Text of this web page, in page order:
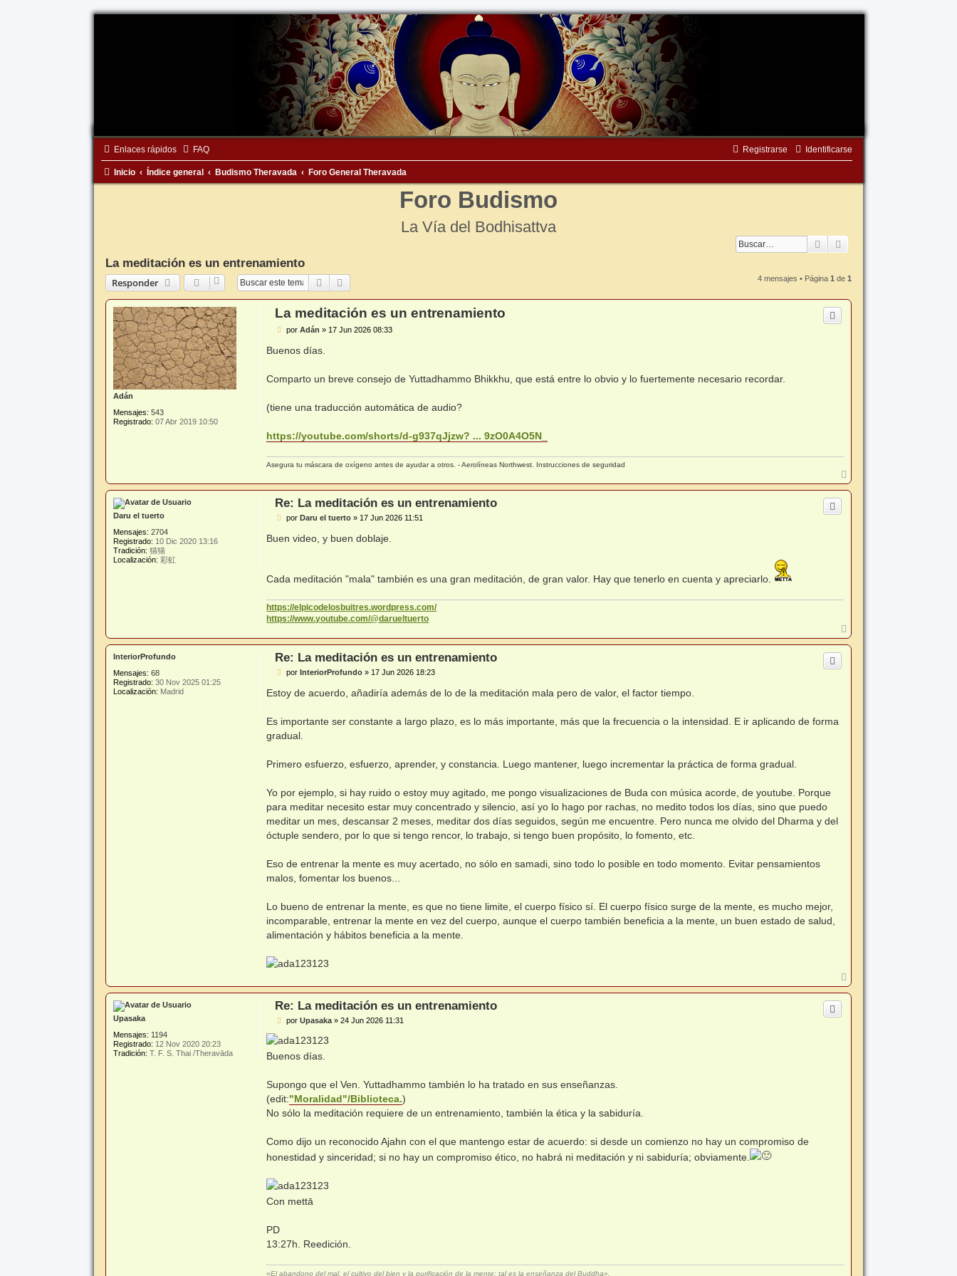
Enlaces rápidos FAQ Identificarse
Registrarse
Inicio Índice general Budismo Theravada Foro General Theravada
Foro Budismo
La Vía del Bodhisattva
Buscar
La meditación es un entrenamiento
Responder
Buscar 4 mensajes • Página1 de1
Adán
Mensajes: 543
Registrado: 07 Abr 2019 10:50
La meditación es un entrenamiento
M
n
s
e
porAdán » 17 Jun 2026 08:33
Buenos días.
Comparto un breve consejo de Yuttadhammo Bhikkhu, que está entre lo obvio y lo fuertemente necesario recordar.
(tiene una traducción automática de audio?
https://youtube.com/shorts/d-g937qJjzw? ... 9zO0A4O5N_
Asegura tu máscara de oxígeno antes de ayudar a otros. - Aerolíneas Northwest. Instrucciones de seguridad
r
r
Daru el tuerto
Mensajes: 2704
Registrado: 10 Dic 2020 13:16
Tradición: 猫猫
Localización: 彩虹
Re: La meditación es un entrenamiento
M
n
s
porDaru el tuerto » 17 Jun 2026 11:51
Buen video, y buen doblaje.
Cada meditación "mala" también es una gran meditación, de gran valor. Hay que tenerlo en cuenta y apreciarlo.
https://elpicodelosbuitres.wordpress.com/
https://www.youtube.com/@darueltuerto
r
r
InteriorProfundo
Mensajes: 68
Registrado: 30 Nov 2025 01:25
Localización: Madrid
Re: La meditación es un entrenamiento
M
n
s
e
porInteriorProfundo » 17 Jun 2026 18:23
Estoy de acuerdo, añadiría además de lo de la meditación mala pero de valor, el factor tiempo.
Es importante ser constante a largo plazo, es lo más importante, más que la frecuencia o la intensidad. E ir aplicando de forma
gradual.
Primero esfuerzo, esfuerzo, aprender, y constancia. Luego mantener, luego incrementar la práctica de forma gradual.
Yo por ejemplo, si hay ruido o estoy muy agitado, me pongo visualizaciones de Buda con música acorde, de youtube. Porque
para meditar necesito estar muy concentrado y silencio, así yo lo hago por rachas, no medito todos los días, sino que puedo
meditar un mes, descansar 2 meses, meditar dos días seguidos, según me encuentre. Pero nunca me olvido del Dharma y del
óctuple sendero, por lo que si tengo rencor, lo trabajo, si tengo buen propósito, lo fomento, etc.
Eso de entrenar la mente es muy acertado, no sólo en samadi, sino todo lo posible en todo momento. Evitar pensamientos
malos, fomentar los buenos...
Lo bueno de entrenar la mente, es que no tiene limite, el cuerpo físico sí. El cuerpo físico surge de la mente, es mucho mejor,
incomparable, entrenar la mente en vez del cuerpo, aunque el cuerpo también beneficia a la mente, un buen estado de salud,
alimentación y hábitos beneficia a la mente.
r
r
Upasaka
Mensajes: 1194
Registrado: 12 Nov 2020 20:23
Tradición: T. F. S. Thai /Theravāda
Re: La meditación es un entrenamiento
M
n
a
porUpasaka »24 Jun 2026 11:31
Buenos días.
Supongo que el Ven. Yuttadhammo también lo ha tratado en sus enseñanzas.
(edit:"Moralidad"/Biblioteca.)
No sólo la meditación requiere de un entrenamiento, también la ética y la sabiduría.
Como dijo un reconocido Ajahn con el que mantengo estar de acuerdo: si desde un comienzo no hay un compromiso de
honestidad y sinceridad; si no hay un compromiso ético, no habrá ni meditación y ni sabiduría; obviamente.
Con mettā
PD
13:27h. Reedición.
«El abandono del mal, el cultivo del bien y la purificación de la mente: tal es la enseñanza del Buddha».